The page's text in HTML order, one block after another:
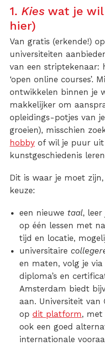
1. Kies wat je
hier)
Van gratis (erkende!)
universiteiten
van een
‘open online courses’.
ontwikkelen binnen je
makkelijker om
opleidings-potjes van
groeien), misschien
hobby of wil je puur uit
kunstgeschiedenis
Dit is waar je moet
keuze:
een nieuwe taal, leer
op één lessen met
tijd en locatie,
universitaire
en maten, volg je via
diploma’s en
Amsterdam biedt
aan. Universiteit van
op dit platform, met
ook een goed
internationale